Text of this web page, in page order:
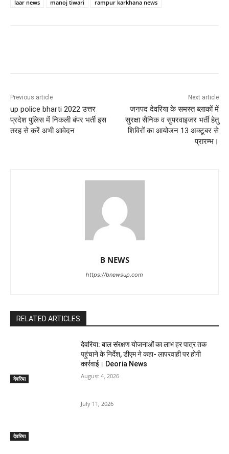
laar news
manoj tiwari rampur karkhana news
Previous article
up police bharti 2022 उत्तर
प्रदेश पुलिस में निकली बंपर भर्ती इस
तरह से करें अभी आवेदन
Next article
जनपद देवरिया के समस्त ब्लाकों में
सुरक्षा सैनिक व सुपरवाइजर भर्ती हेतु
शिविरों का आयोजन 13 अक्टूबर से
प्रारम्भ।
B NEWS
https://bnewsup.com
RELATED ARTICLES
देवरिया
देवरिया: बाल संरक्षण योजनाओं का लाभ हर पात्र तक
पहुंचाने के निर्देश, डीएम ने कहा- लापरवाही पर होगी
कार्रवाई। Deoria News
August 4, 2026
देवरिया
July 11, 2026